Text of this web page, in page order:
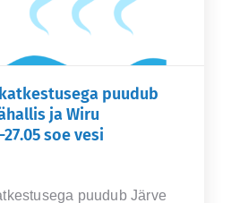
puudub
ja Wiru
soe vesi
puudub Järve